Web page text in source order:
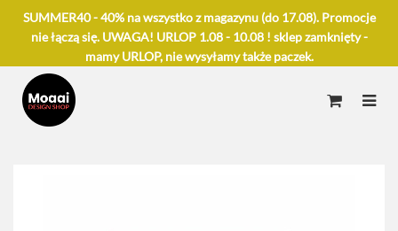
SUMMER40 - 40% na wszystko z magazynu (do 17.08). Promocje
nie łączą się. UWAGA! URLOP 1.08 - 10.08 ! sklep zamknięty -
mamy URLOP, nie wysyłamy także paczek.